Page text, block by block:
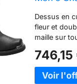
D96149
Dessus en
fleur et
maille sur
éclair YKK à
Semelles
caoutchouc
746,15